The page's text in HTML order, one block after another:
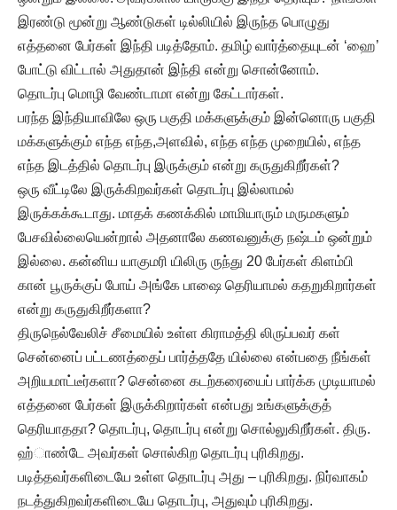
இரண்டு மூன்று ஆண்டுகள் டில்லியில் இருந்த பொழுது
எத்தனை பேர்கள் இந்தி படித்தோம். தமிழ் வார்த்தையுடன் ‘ஹை’
போட்டு விட்டால் அதுதான் இந்தி என்று சொன்னோம்.
தொடர்பு மொழி வேண்டாமா என்று கேட்டார்கள்.
பரந்த இந்தியாவிலே ஒரு பகுதி மக்களுக்கும் இன்னொரு பகுதி
மக்களுக்கும் எந்த எந்த,அளவில், எந்த எந்த முறையில், எந்த
எந்த இடத்தில் தொடர்பு இருக்கும் என்று கருதுகிறீர்கள்?
ஒரு வீட்டிலே இருக்கிறவர்கள் தொடர்பு இல்லாமல்
இருக்கக்கூடாது. மாதக் கணக்கில் மாமியாரும் மருமகளும்
பேசவில்லையென்றால் அதனாலே கணவனுக்கு நஷ்டம் ஒன்றும்
இல்லை. கன்னிய யாகுமரி யிலிரு ருந்து 20 பேர்கள் கிளம்பி
கான் பூருக்குப் போய் அங்கே பாஷை தெரியாமல் கதறுகிறார்கள்
என்று கருதுகிறீர்களா?
திருநெல்வேலிச் சீமையில் உள்ள கிராமத்தி லிருப்பவர் கள்
சென்னைப் பட்டணத்தைப் பார்த்ததே யில்லை என்பதை நீங்கள்
அறியமாட்டீர்களா? சென்னை கடற்கரையைப் பார்க்க முடியாமல்
எத்தனை பேர்கள் இருக்கிறார்கள் என்பது உங்களுக்குத்
தெரியாததா? தொடர்பு, தொடர்பு என்று சொல்லுகிறீர்கள். திரு.
ஹ்ாண்டே அவர்கள் சொல்கிற தொடர்பு புரிகிறது.
படித்தவர்களிடையே உள்ள தொடர்பு அது – புரிகிறது. நிர்வாகம்
நடத்துகிறவர்களிடையே தொடர்பு, அதுவும் புரிகிறது.